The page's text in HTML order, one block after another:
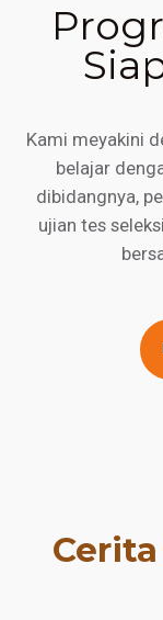
Kami meyakini
belajar
dibidangnya,
ujian tes